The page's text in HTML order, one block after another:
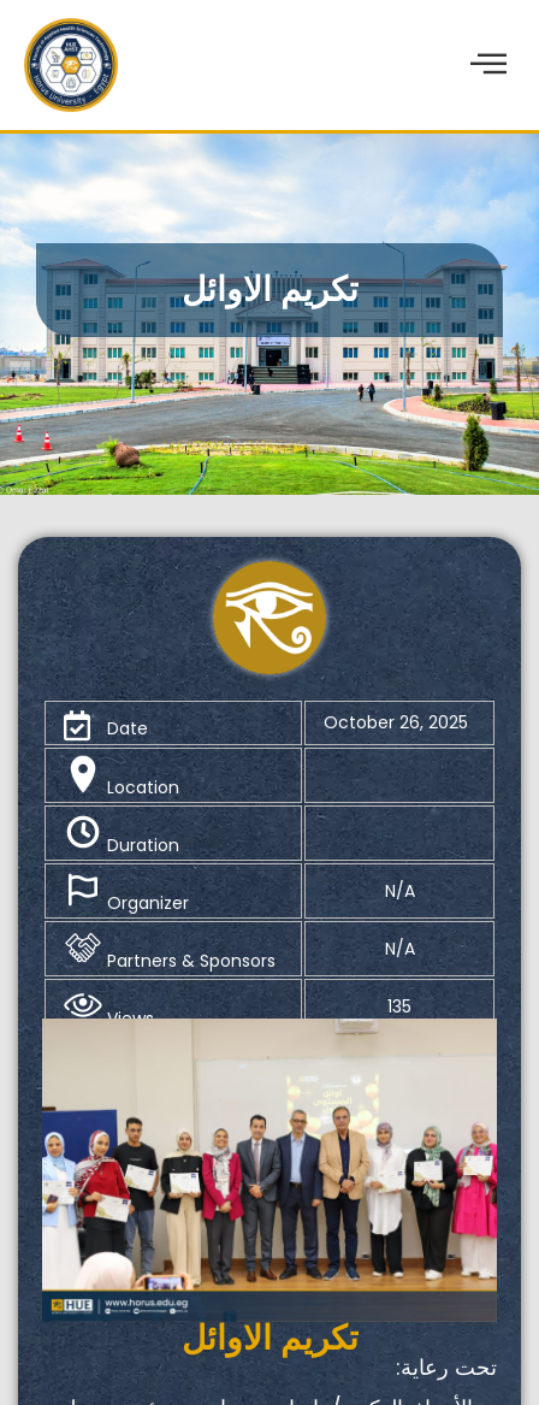
تكريم الاوائل
Date October 26, 2025
Location
Duration
Organizer N/A
Partners & Sponsors N/A
Views 135
تكريم الاوائل
تحت رعاية: